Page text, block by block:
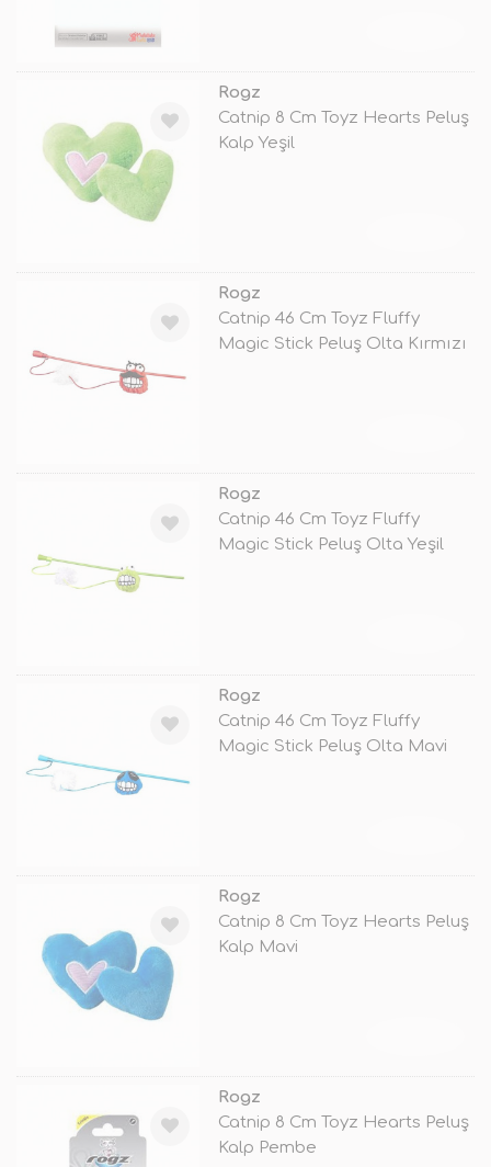
Rogz
Catnip 8 Cm Toyz Hearts Peluş
Kalp Yeşil
Rogz
Catnip 46 Cm Toyz Fluffy
Magic Stick Peluş Olta Kırmızı
Rogz
Catnip 46 Cm Toyz Fluffy
Magic Stick Peluş Olta Yeşil
Rogz
Catnip 46 Cm Toyz Fluffy
Magic Stick Peluş Olta Mavi
Rogz
Catnip 8 Cm Toyz Hearts Peluş
Kalp Mavi
Rogz
Catnip 8 Cm Toyz Hearts Peluş
Kalp Pembe